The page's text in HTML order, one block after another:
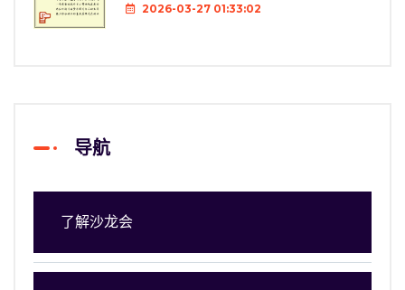
2026-03-27 01:33:02
导航
了解沙龙会